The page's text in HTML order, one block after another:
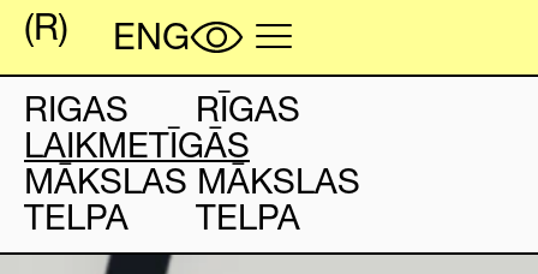
RIGAS RĪGAS
LAIKMETĪGĀS
MĀKSLAS MĀKSLAS
TELPA TELPA